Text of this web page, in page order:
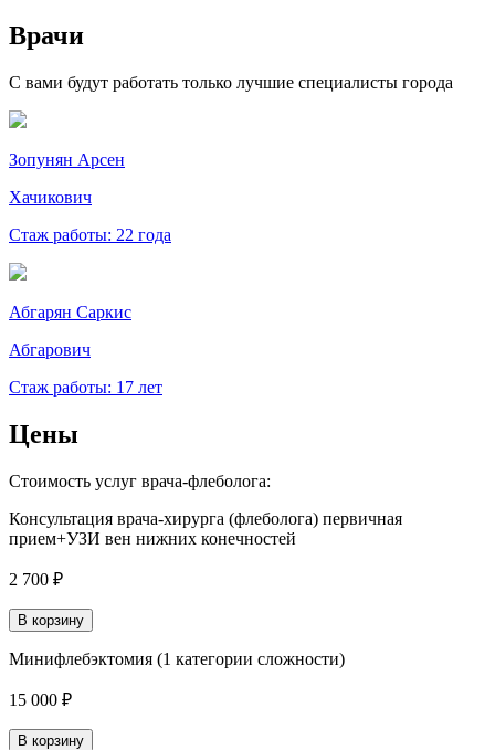
Врачи
С вами будут работать только лучшие специалисты города
Зопунян Арсен
Хачикович
Стаж работы: 22 года
Абгарян Саркис
Абгарович
Стаж работы: 17 лет
Цены
Стоимость услуг врача-флеболога:
Консультация врача-хирурга (флеболога) первичная
прием+УЗИ вен нижних конечностей
2 700 ₽
В корзину
Минифлебэктомия (1 категории сложности)
15 000 ₽
В корзину